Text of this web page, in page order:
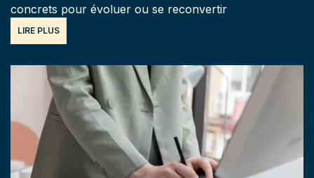
concrets pour évoluer ou se reconvertir
LIRE PLUS